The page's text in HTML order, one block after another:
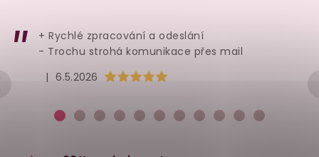
v
ý
Hodnocení obchodu je 5 z 5 hvězdiček.
| 6.5.2026
+ Rychlé zpracování a odeslání
- Trochu strohá komunikace přes mail